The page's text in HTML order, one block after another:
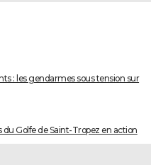
: les gendarmes sous tension sur
Golfe de Saint-Tropez en action